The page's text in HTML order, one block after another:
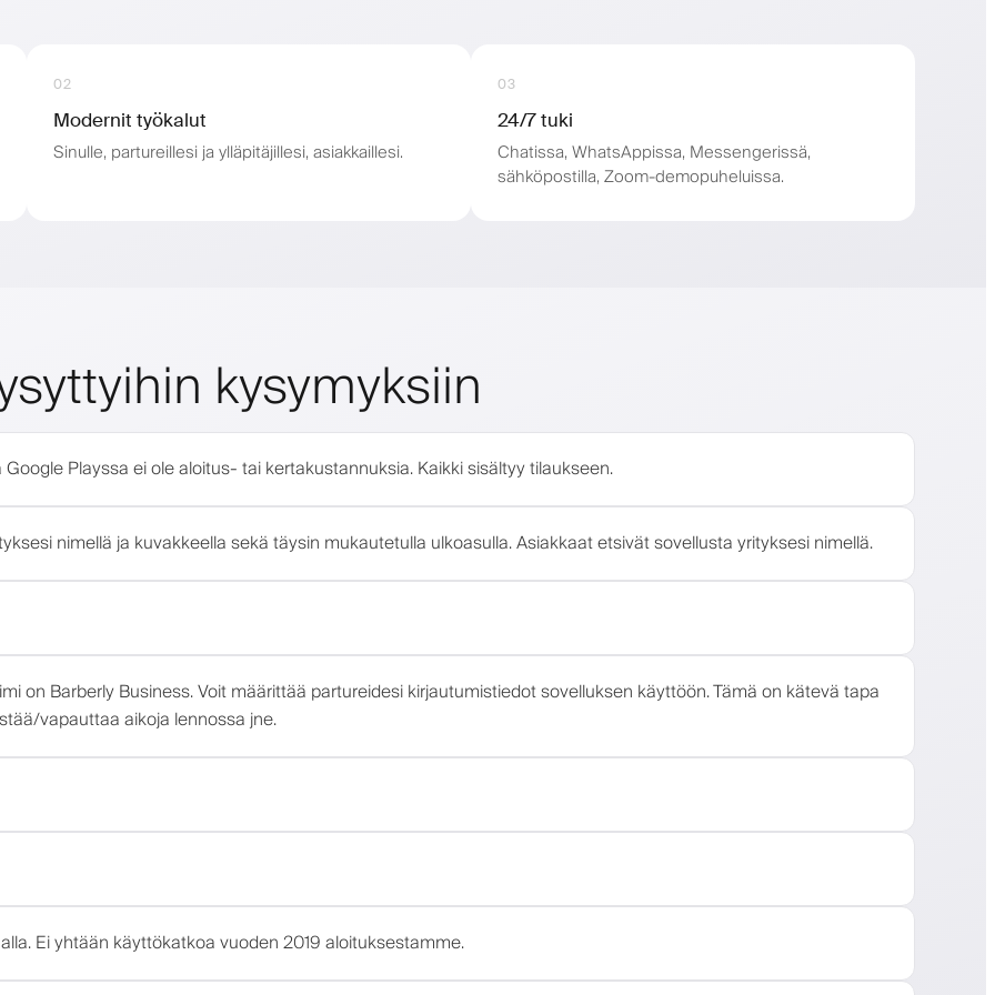
02
Modernit työkalut
Sinulle, partureillesi ja ylläpitäjillesi, asiakkaillesi.
03
24/7 tuki
Chatissa, WhatsAppissa, Messengerissä,
sähköpostilla, Zoom-demopuheluissa.
kysymyksiin
Playssa ei ole aloitus- tai kertakustannuksia. Kaikki sisältyy tilaukseen.
nimellä ja kuvakkeella sekä täysin mukautetulla ulkoasulla. Asiakkaat etsivät sovellusta yrityksesi nimellä.
on Barberly Business. Voit määrittää partureidesi kirjautumistiedot sovelluksen käyttöön. Tämä on kätevä tapa
vapauttaa aikoja lennossa jne.
Ei yhtään käyttökatkoa vuoden 2019 aloituksestamme.